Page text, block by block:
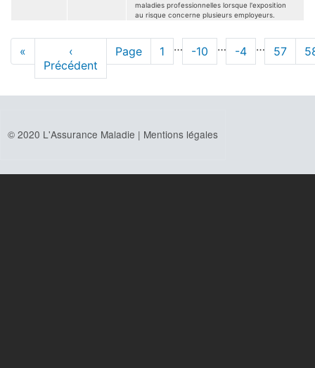
maladies professionnelles lorsque l'exposition
au risque concerne plusieurs employeurs.
Pagination
Première
page
«
Page
précédente
‹
Précédent
Page Page
1 … Page
-10 … Page
-4 … Page
57
© 2020 L'Assurance Maladie | Mentions légales